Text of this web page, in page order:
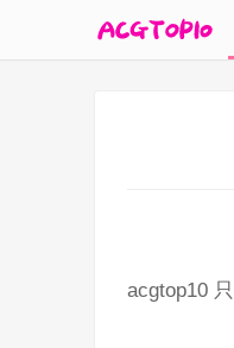
acgtop10